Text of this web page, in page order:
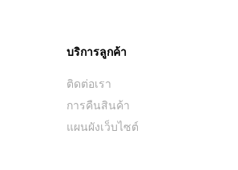
บริการลูกค้า
ติดต่อเรา
การคืนสินค้า
แผนผังเว็บไซต์